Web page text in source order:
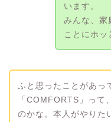
います。
みんな、家
ことにホッ
ふと思ったことがあっ
「COMFORTS」って
のかな。本人がやりた